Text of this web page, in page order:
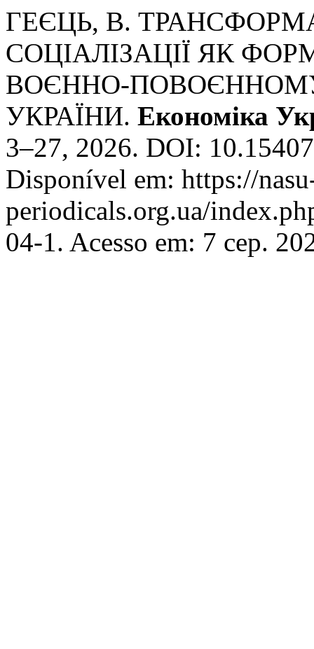
ГЕЄЦЬ, В.
СОЦІАЛІЗАЦІЇ ЯК
ВОЄННО-
УКРАЇНИ. Економіка
3–27, 2026. DOI:
Disponível em: https://
periodicals.org.ua/
04-1. Acesso em: 7 сер.